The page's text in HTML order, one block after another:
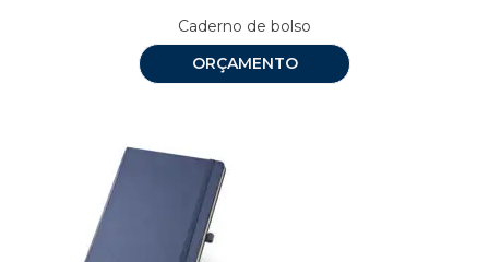
Caderno de bolso
ORÇAMENTO